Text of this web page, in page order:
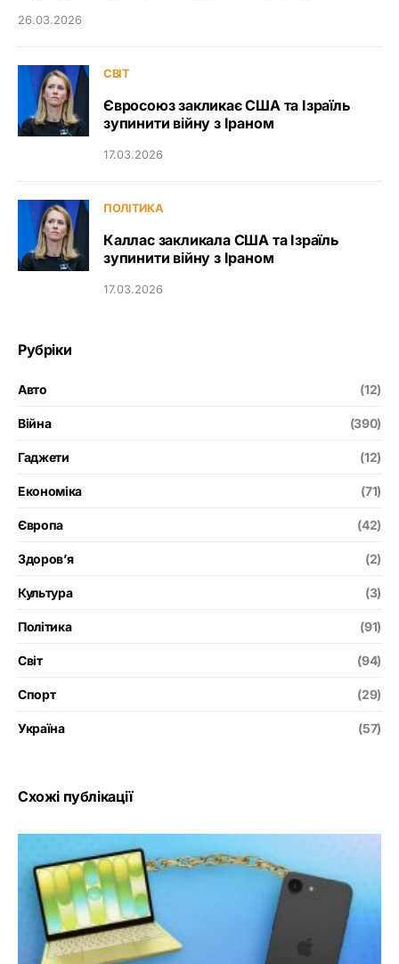
26.03.2026
СВІТ
Євросоюз закликає США та Ізраїль
зупинити війну з Іраном
17.03.2026
ПОЛІТИКА
Каллас закликала США та Ізраїль
зупинити війну з Іраном
17.03.2026
Рубріки
Авто (12)
Війна (390)
Гаджети (12)
Економіка (71)
Європа (42)
Здоров’я (2)
Культура (3)
Політика (91)
Світ (94)
Спорт (29)
Україна (57)
Схожі публікації